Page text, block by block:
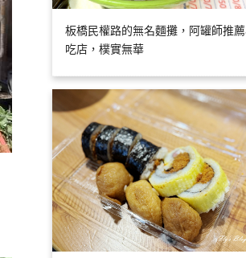
板橋民權路的無名麵攤，阿罐師推
吃店，樸實無華